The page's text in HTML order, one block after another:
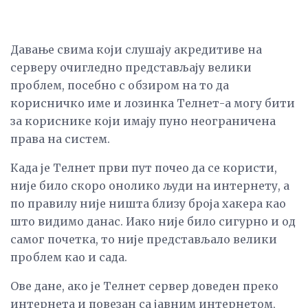
Давање свима који слушају акредитиве на
серверу очигледно представљају велики
проблем, посебно с обзиром на то да
корисничко име и лозинка Телнет-а могу бити
за кориснике који имају пуно неограничена
права на систем.
Када је Телнет први пут почео да се користи,
није било скоро онолико људи на интернету, а
по правилу није ништа близу броја хакера као
што видимо данас. Иако није било сигурно и од
самог почетка, то није представљало велики
проблем као и сада.
Ове дане, ако је Телнет сервер доведен преко
интернета и повезан са јавним интернетом,